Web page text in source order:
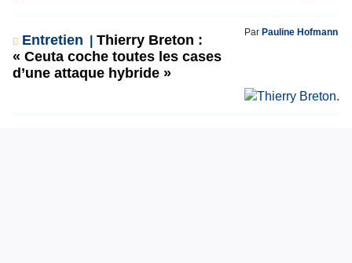
Entretien
Thierry Breton :
« Ceuta coche toutes les cases
d’une attaque hybride »
Par Pauline Hofmann